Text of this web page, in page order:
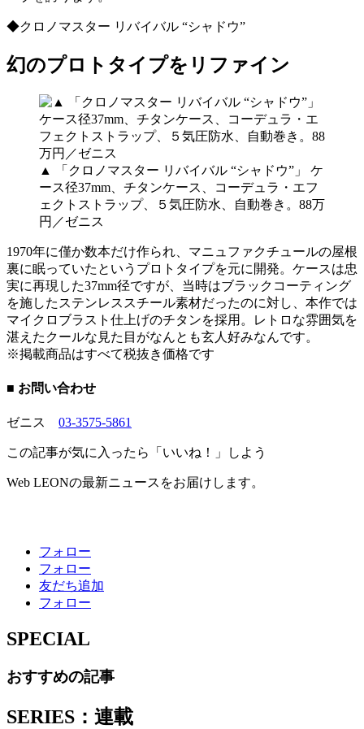
◆クロノマスター リバイバル “シャドウ”
幻のプロトタイプをリファイン
▲ 「クロノマスター リバイバル “シャドウ”」 ケ
ース径37mm、チタンケース、コーデュラ・エフ
ェクトストラップ、５気圧防水、自動巻き。88万
円／ゼニス
1970年に僅か数本だけ作られ、マニュファクチュールの屋根
裏に眠っていたというプロトタイプを元に開発。ケースは忠
実に再現した37mm径ですが、当時はブラックコーティング
を施したステンレススチール素材だったのに対し、本作では
マイクロブラスト仕上げのチタンを採用。レトロな雰囲気を
湛えたクールな見た目がなんとも玄人好みなんです。
※掲載商品はすべて税抜き価格です
■ お問い合わせ
ゼニス 03-3575-5861
この記事が気に入ったら「いいね！」しよう
Web LEONの最新ニュースをお届けします。
フォロー
フォロー
友だち追加
フォロー
SPECIAL
おすすめの記事
SERIES：連載